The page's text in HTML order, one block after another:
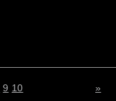
9 10 »